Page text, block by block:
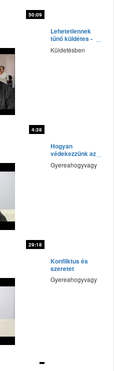
50:09
4:38
Lehetetlennek
tűnő küldétes -
Paraguay
Küldetésben
29:18
Hogyan
védekezzünk az
álhírekkel
szemben?
Gyereahogyvagy
Konfliktus és
szeretet
Gyereahogyvagy